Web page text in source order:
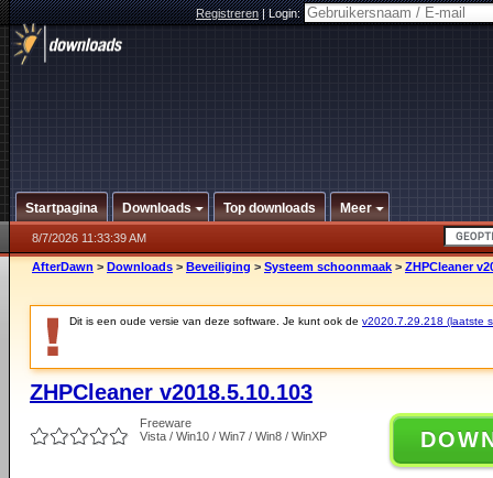
Registreren|Login:
Startpagina Downloads Top downloads Meer
8/7/2026 11:33:39 AM
AfterDawn > Downloads > Beveiliging > Systeem schoonmaak > ZHPCleaner
Dit is een oude versie van deze software. Je kunt ook de v2020.7.29.218 (laatste
ZHPCleaner v2018.5.10.103
Freeware
Vista / Win10 / Win7 / Win8 / WinXP